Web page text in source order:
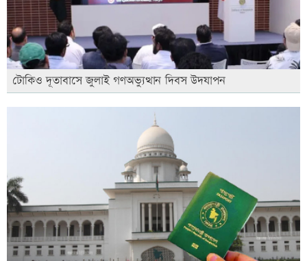
টোকিও দূতাবাসে জুলাই গণঅভ্যুত্থান দিবস উদযাপন